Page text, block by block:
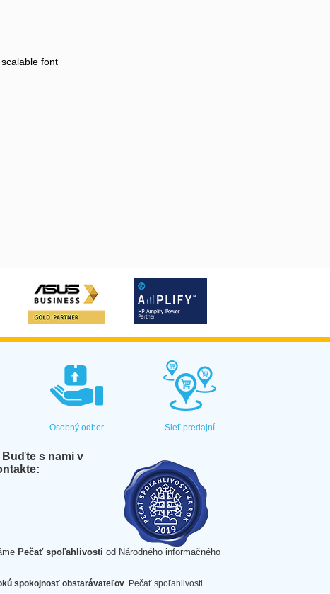
font
Osobný odber Sieť predajní
Buďte s nami v
Pečať spoľahlivosti od Národného informačného
spokojnosť obstarávateľov. Pečať spoľahlivosti